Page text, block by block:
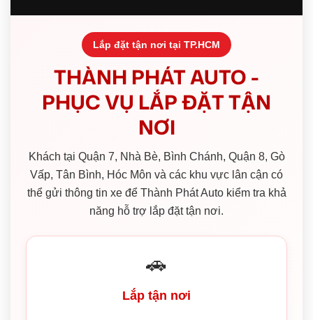
Lắp đặt tận nơi tại TP.HCM
THÀNH PHÁT AUTO -
PHỤC VỤ LẮP ĐẶT TẬN
NƠI
Khách tại Quận 7, Nhà Bè, Bình Chánh, Quận 8, Gò
Vấp, Tân Bình, Hóc Môn và các khu vực lân cận có
thể gửi thông tin xe để Thành Phát Auto kiểm tra khả
năng hỗ trợ lắp đặt tận nơi.
🚗
Lắp tận nơi